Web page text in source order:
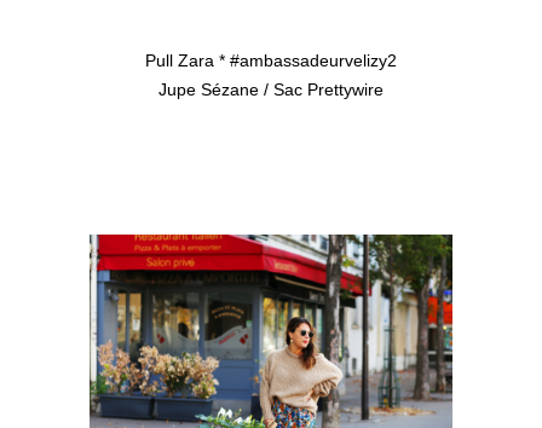
Pull Zara * #ambassadeurvelizy2
Jupe Sézane / Sac Prettywire